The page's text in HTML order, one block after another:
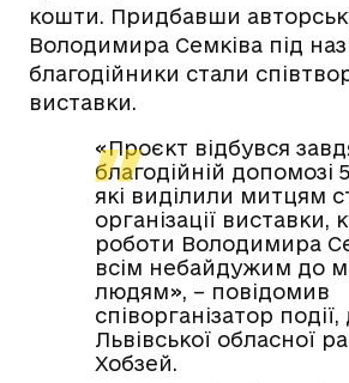
кошти. Придбавши
Володимира Семківа під
благодійники стали
виставки.
«Проєкт відбувся
благодійній допомозі
які виділили митцям
організації виставки,
роботи Володимира
всім небайдужим до
людям», – повідомив
співорганізатор
Львівської обласної
Хобзей.